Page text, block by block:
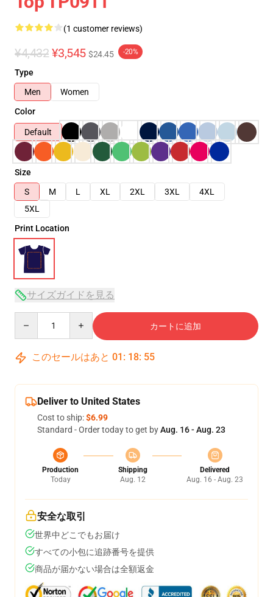
(1 customer reviews)
¥4,432 ¥3,545 $24.45 -20%
Type
Men
Women
Color
Default
Size
S
M L XL 2XL 3XL
4XL
5XL
Print Location
サイズガイドを見る
カートに追加
このセールはあと 01 : 18: 54
Deliver to United States
Cost to ship:$6.99
Standard - Order today to get byAug. 16 - Aug. 23
Production
Today
Shipping
Aug. 12
Delivered
Aug. 16 - Aug. 23
安全な取引
世界中どこでもお届け
すべての小包に追跡番号を提供
商品が届かない場合は全額返金